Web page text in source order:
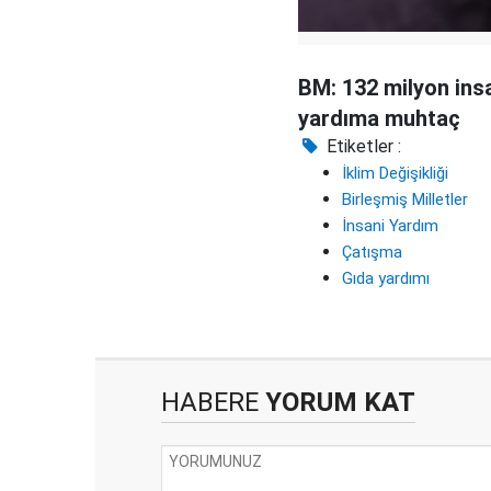
BM: 132 milyon
yardıma muhtaç
Etiketler :
İklim Değişikliği
Birleşmiş Milletler
İnsani Yardım
Çatışma
Gıda yardımı
HABERE YORUM KAT